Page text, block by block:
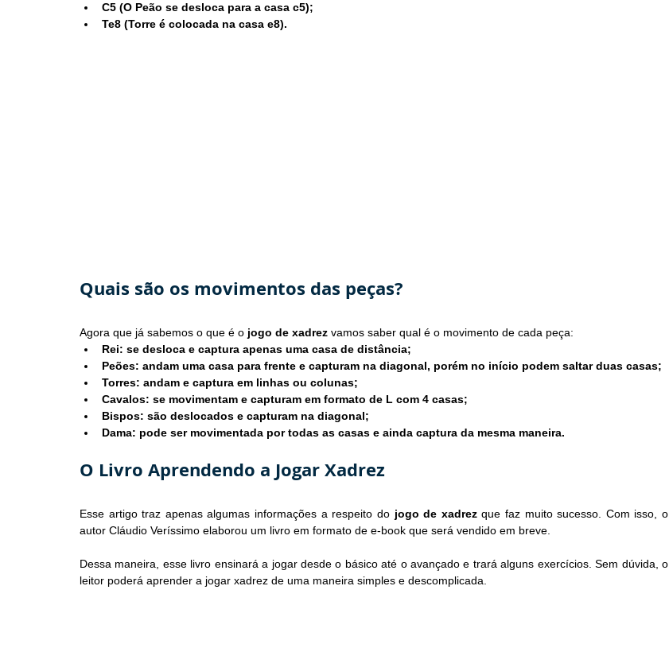
C5 (O Peão se desloca para a casa c5);
Te8 (Torre é colocada na casa e8).
Quais são os movimentos das peças?
Agora que já sabemos o que é o jogo de xadrez vamos saber qual é o movimento de cada peça:
Rei: se desloca e captura apenas uma casa de distância;
Peões: andam uma casa para frente e capturam na diagonal, porém no início podem saltar duas casas;
Torres: andam e captura em linhas ou colunas;
Cavalos: se movimentam e capturam em formato de L com 4 casas;
Bispos: são deslocados e capturam na diagonal;
Dama: pode ser movimentada por todas as casas e ainda captura da mesma maneira.
O Livro Aprendendo a Jogar Xadrez
Esse artigo traz apenas algumas informações a respeito do jogo de xadrez que faz muito sucesso. Com isso, o
autor Cláudio Veríssimo elaborou um livro em formato de e-book que será vendido em breve.
Dessa maneira, esse livro ensinará a jogar desde o básico até o avançado e trará alguns exercícios. Sem dúvida, o
leitor poderá aprender a jogar xadrez de uma maneira simples e descomplicada.